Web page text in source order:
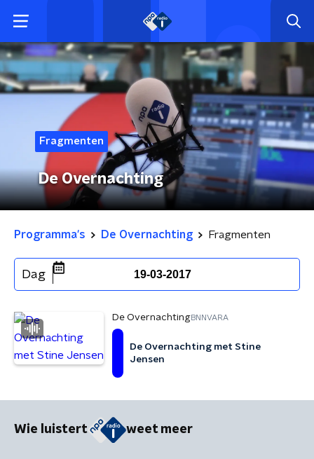
Fragmenten
De Overnachting
Programma's De Overnachting Fragmenten
Dag 19-03-2017
De OvernachtingBNNVARA
De Overnachting met Stine
Jensen
Wie luistert weet meer